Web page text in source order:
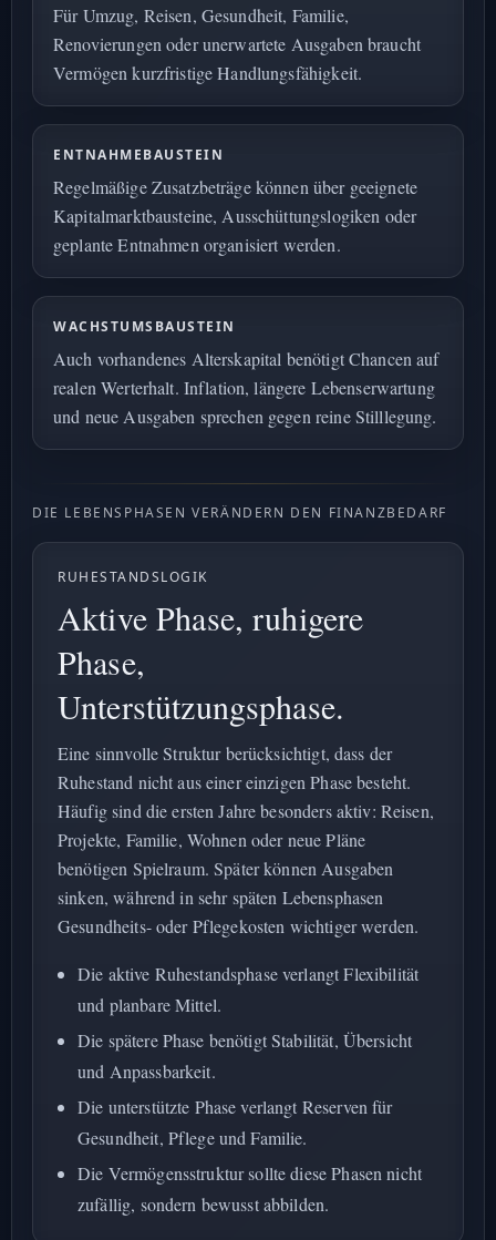
Für Umzug, Reisen, Gesundheit, Familie,
Renovierungen oder unerwartete Ausgaben braucht
Vermögen kurzfristige Handlungsfähigkeit.
ENTNAHMEBAUSTEIN
Regelmäßige Zusatzbeträge können über geeignete
Kapitalmarktbausteine, Ausschüttungslogiken oder
geplante Entnahmen organisiert werden.
WACHSTUMSBAUSTEIN
Auch vorhandenes Alterskapital benötigt Chancen auf
realen Werterhalt. Inflation, längere Lebenserwartung
und neue Ausgaben sprechen gegen reine Stilllegung.
DIE LEBENSPHASEN VERÄNDERN DEN FINANZBEDARF
RUHESTANDSLOGIK
Aktive Phase, ruhigere
Phase,
Unterstützungsphase.
Eine sinnvolle Struktur berücksichtigt, dass der
Ruhestand nicht aus einer einzigen Phase besteht.
Häufig sind die ersten Jahre besonders aktiv: Reisen,
Projekte, Familie, Wohnen oder neue Pläne
benötigen Spielraum. Später können Ausgaben
sinken, während in sehr späten Lebensphasen
Gesundheits- oder Pflegekosten wichtiger werden.
Die aktive Ruhestandsphase verlangt Flexibilität
und planbare Mittel.
Die spätere Phase benötigt Stabilität, Übersicht
und Anpassbarkeit.
Die unterstützte Phase verlangt Reserven für
Gesundheit, Pflege und Familie.
Die Vermögensstruktur sollte diese Phasen nicht
zufällig, sondern bewusst abbilden.